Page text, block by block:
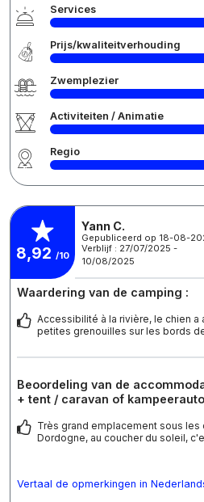
Services
Prijs/kwaliteitverhouding
Zwemplezier
Activiteiten / Animatie
Regio
8,92 /10
Yann C.
Gepubliceerd op 18-08-
Verblijf : 27/07/2025 -
10/08/2025
Waardering van de camping :
Accessibilité à la rivière, le chien a
petites grenouilles sur les bords
Beoordeling van de
+ tent / caravan of kampeerauto
Très grand emplacement sous les
Dordogne, au coucher du soleil,
Vertaal de opmerkingen in